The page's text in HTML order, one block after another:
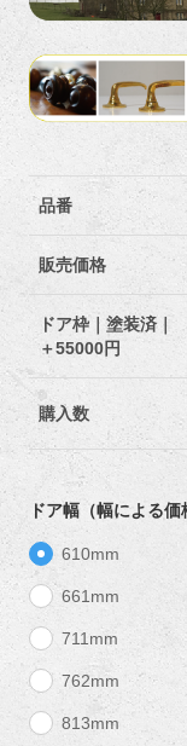
品番
販売価格
ドア枠｜塗装済｜
＋55000円
購入数
ドア幅（幅による価
610mm
661mm
711mm
762mm
813mm